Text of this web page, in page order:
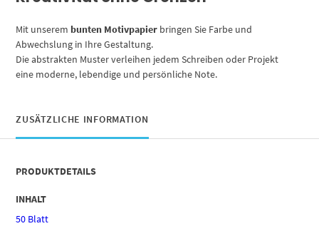
Mit unserem bunten Motivpapier bringen Sie Farbe und
Abwechslung in Ihre Gestaltung.
Die abstrakten Muster verleihen jedem Schreiben oder Projekt
eine moderne, lebendige und persönliche Note.
ZUSÄTZLICHE INFORMATION
PRODUKTDETAILS
INHALT
50 Blatt